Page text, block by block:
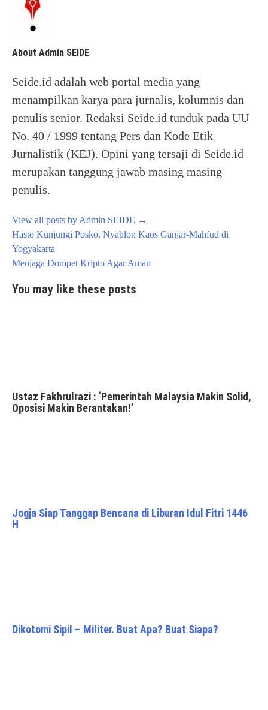
About Admin SEIDE
Seide.id adalah web portal media yang
menampilkan karya para jurnalis, kolumnis dan
penulis senior. Redaksi Seide.id tunduk pada UU
No. 40 / 1999 tentang Pers dan Kode Etik
Jurnalistik (KEJ). Opini yang tersaji di Seide.id
merupakan tanggung jawab masing masing
penulis.
View all posts by Admin SEIDE →
Post
navigation
Hasto Kunjungi Posko, Nyablon Kaos Ganjar-Mahfud di
Yogyakarta
Menjaga Dompet Kripto Agar Aman
You may like these posts
Ustaz Fakhrulrazi : ‘Pemerintah Malaysia Makin Solid,
Oposisi Makin Berantakan!’
Jogja Siap Tanggap Bencana di Liburan Idul Fitri 1446
H
Dikotomi Sipil – Militer. Buat Apa? Buat Siapa?